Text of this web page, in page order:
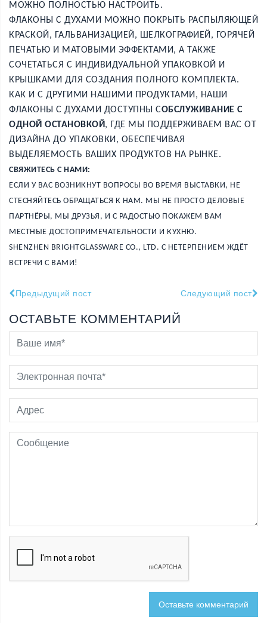
МОЖНО ПОЛНОСТЬЮ НАСТРОИТЬ.
ФЛАКОНЫ С ДУХАМИ МОЖНО ПОКРЫТЬ РАСПЫЛЯЮЩЕЙ
КРАСКОЙ, ГАЛЬВАНИЗАЦИЕЙ, ШЕЛКОГРАФИЕЙ, ГОРЯЧЕЙ
ПЕЧАТЬЮ И МАТОВЫМИ ЭФФЕКТАМИ, А ТАКЖЕ
СОЧЕТАТЬСЯ С ИНДИВИДУАЛЬНОЙ УПАКОВКОЙ И
КРЫШКАМИ ДЛЯ СОЗДАНИЯ ПОЛНОГО КОМПЛЕКТА.
КАК И С ДРУГИМИ НАШИМИ ПРОДУКТАМИ, НАШИ
ФЛАКОНЫ С ДУХАМИ ДОСТУПНЫ СОБСЛУЖИВАНИЕ С
ОДНОЙ ОСТАНОВКОЙ, ГДЕ МЫ ПОДДЕРЖИВАЕМ ВАС ОТ
ДИЗАЙНА ДО УПАКОВКИ, ОБЕСПЕЧИВАЯ
ВЫДЕЛЯЕМОСТЬ ВАШИХ ПРОДУКТОВ НА РЫНКЕ.
СВЯЖИТЕСЬ С НАМИ:
ЕСЛИ У ВАС ВОЗНИКНУТ ВОПРОСЫ ВО ВРЕМЯ ВЫСТАВКИ, НЕ
СТЕСНЯЙТЕСЬ ОБРАЩАТЬСЯ К НАМ. МЫ НЕ ПРОСТО ДЕЛОВЫЕ
ПАРТНЁРЫ, МЫ ДРУЗЬЯ, И С РАДОСТЬЮ ПОКАЖЕМ ВАМ
МЕСТНЫЕ ДОСТОПРИМЕЧАТЕЛЬНОСТИ И КУХНЮ.
SHENZHEN BRIGHTGLASSWARE CO., LTD. С НЕТЕРПЕНИЕМ ЖДЁТ
ВСТРЕЧИ С ВАМИ!
Предыдущий пост Следующий пост
ОСТАВЬТЕ КОММЕНТАРИЙ
Оставьте комментарий